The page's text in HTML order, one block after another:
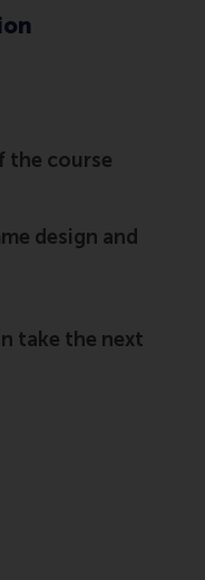
the course
design and
take the next